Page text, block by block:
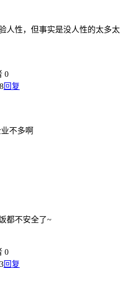
人性，但事实是没人性的太多太
0
回复
不多啊
都不安全了~
0
回复